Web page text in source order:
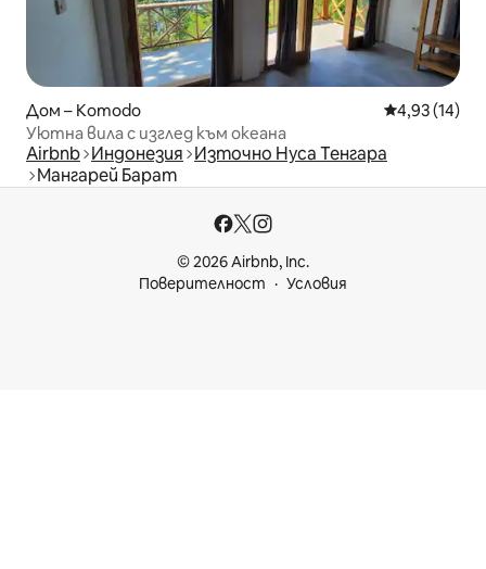
Дом – Komodo Средна
4,93 (14)
Уютна вила с изглед към океана
Airbnb Индонезия Източно Нуса Тенгара
Мангарей Барат
© 2026 Airbnb, Inc.
Поверителност
Условия